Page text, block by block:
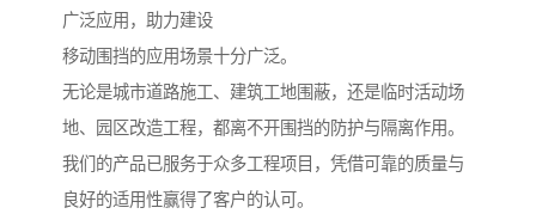
广泛应用，助力建设
移动围挡的应用场景十分广泛。
无论是城市道路施工、建筑工地围蔽，还是临时活动场
地、园区改造工程，都离不开围挡的防护与隔离作用。
我们的产品已服务于众多工程项目，凭借可靠的质量与
良好的适用性赢得了客户的认可。